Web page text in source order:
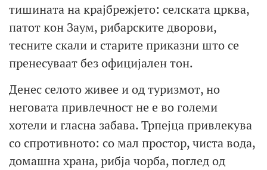
тишината на крајбрежјето: селската црква,
патот кон Заум, рибарските дворови,
тесните скали и старите приказни што се
пренесуваат без официјален тон.
Денес селото живее и од туризмот, но
неговата привлечност не е во големи
хотели и гласна забава. Трпејца привлекува
со спротивното: со мал простор, чиста вода,
домашна храна, рибја чорба, поглед од